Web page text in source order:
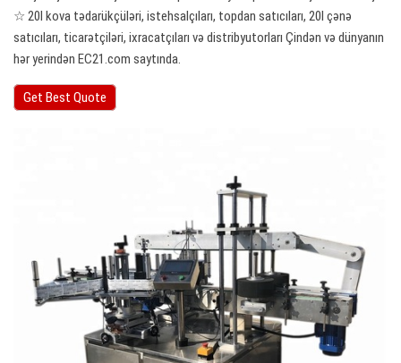
☆ 20l kova tədarükçüləri, istehsalçıları, topdan satıcıları, 20l çənə
satıcıları, ticarətçiləri, ixracatçıları və distribyutorları Çindən və dünyanın
hər yerindən EC21.com saytında.
Get Best Quote